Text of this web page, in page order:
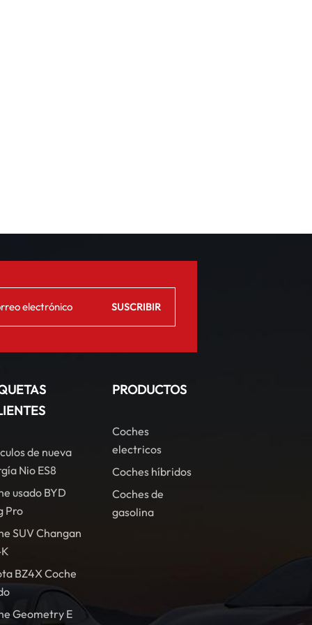
de nueva
Nio ES8
usado BYD
Pro
SUV Changan
BZ4X Coche
Geometry E
PRODUCTOS
Coches
electricos
Coches híbridos
Coches de
gasolina